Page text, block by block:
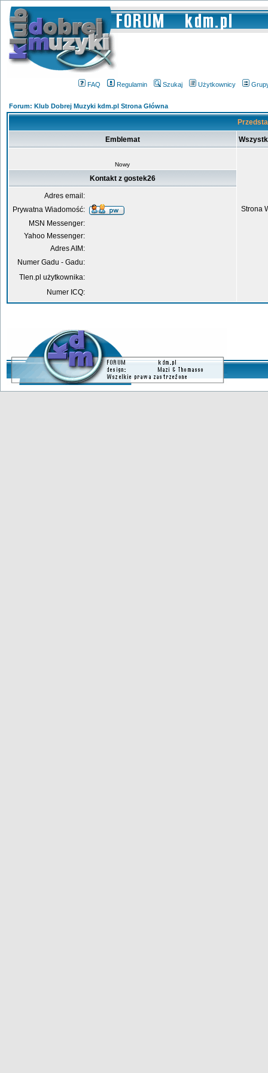
FAQ Regulamin Szukaj Użytkownicy
Forum: Klub Dobrej Muzyki kdm.pl Strona Główna
Emblemat
Nowy
Strona
Kontakt z gostek26
Adres email:
Prywatna Wiadomość:
MSN Messenger:
Yahoo Messenger:
Adres AIM:
Numer Gadu - Gadu:
Tlen.pl użytkownika:
Numer ICQ: